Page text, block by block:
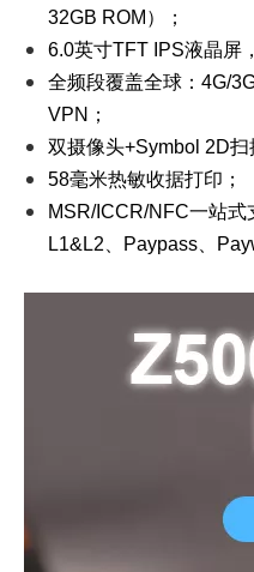
32GB ROM）；
6.0英寸TFT IPS液晶屏
全频段覆盖全球：4G/
VPN；
双摄像头+Symbol 2D扫
58毫米热敏收据打印；
MSR/ICCR/NFC一站
L1&L2、Paypass、